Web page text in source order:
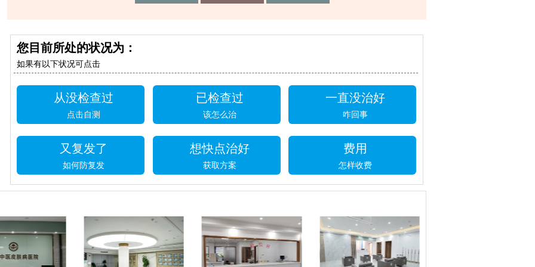
您目前所处的状况为：
如果有以下状况可点击
从没检查过
点击自测
已检查过
该怎么治
一直没治好
咋回事
又复发了
如何防复发
想快点治好
获取方案
费用
怎样收费